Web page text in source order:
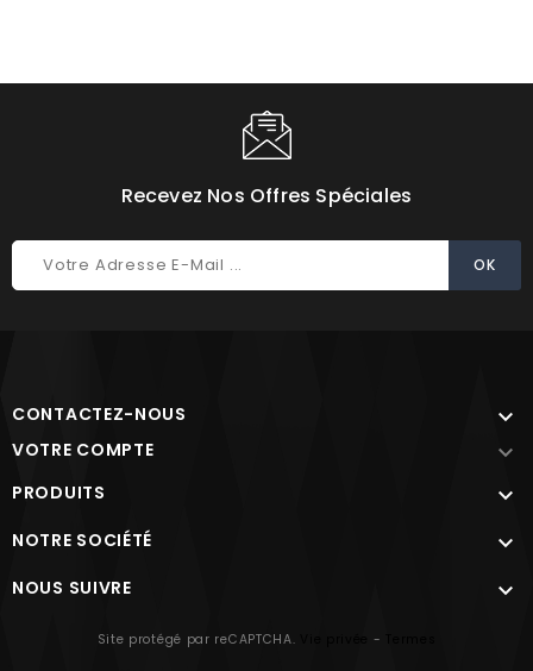
Recevez Nos Offres Spéciales
CONTACTEZ-NOUS 
VOTRE COMPTE 
PRODUITS 
NOTRE SOCIÉTÉ 
NOUS SUIVRE 
Site protégé par reCAPTCHA. -